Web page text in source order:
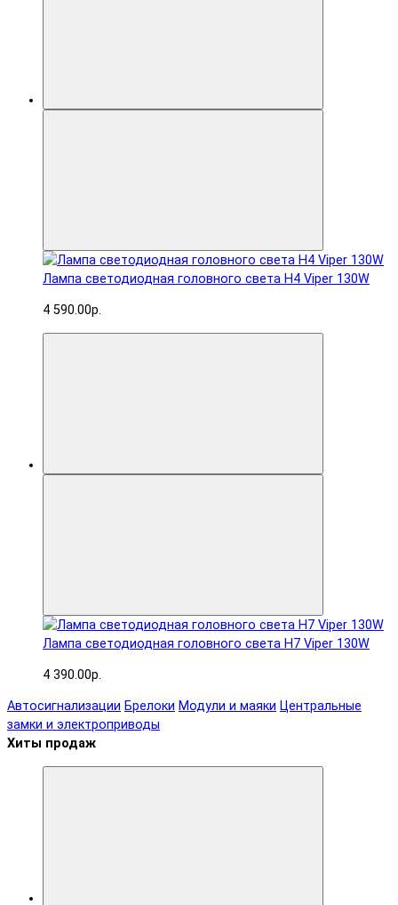
Лампа светодиодная головного света H4 Viper 130W
4 590.00р.
Лампа светодиодная головного света H7 Viper 130W
4 390.00р.
Автосигнализации Брелоки Модули и маяки Центральные
замки и электроприводы
Хиты продаж